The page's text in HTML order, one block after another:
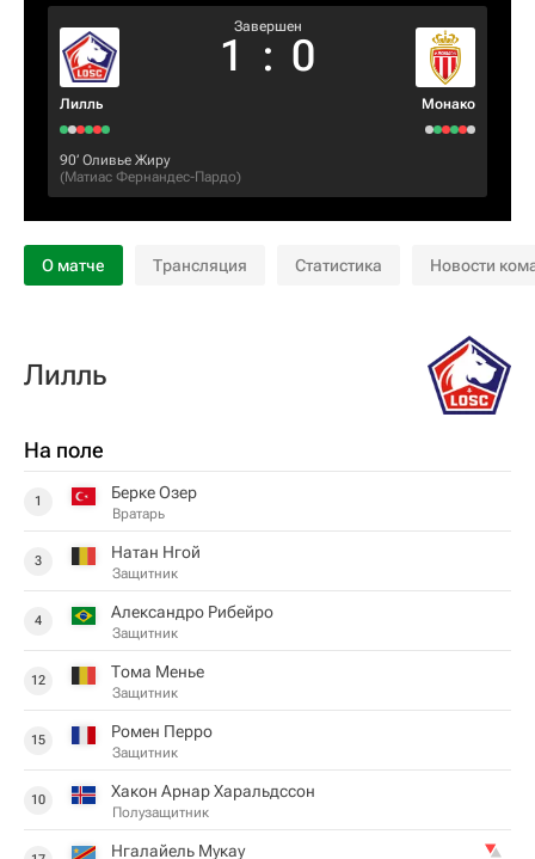
Лилль
Завершен
1 : 0
Монако
90‎’‎ Оливье Жиру
(Матиас Фернандес-Пардо)
О матче Трансляция Статистика Новости
Лилль
На поле
1 Берке Озер
Вратарь
3 Натан Нгой
Защитник
4 Александро Рибейро
Защитник
12 Тома Менье
Защитник
15 Ромен Перро
Защитник
10 Хакон Арнар Харальдссон
Полузащитник
Нгалайель Мукау